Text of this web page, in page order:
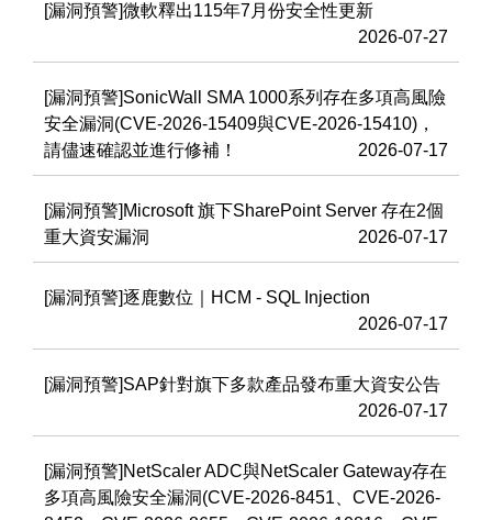
[漏洞預警]微軟釋出115年7月份安全性更新
2026-07-27
[漏洞預警]SonicWall SMA 1000系列存在多項高風險
安全漏洞(CVE-2026-15409與CVE-2026-15410)，
請儘速確認並進行修補！
2026-07-17
[漏洞預警]Microsoft 旗下SharePoint Server 存在2個
重大資安漏洞
2026-07-17
[漏洞預警]逐鹿數位｜HCM - SQL Injection
2026-07-17
[漏洞預警]SAP針對旗下多款產品發布重大資安公告
2026-07-17
[漏洞預警]NetScaler ADC與NetScaler Gateway存在
多項高風險安全漏洞(CVE-2026-8451、CVE-2026-